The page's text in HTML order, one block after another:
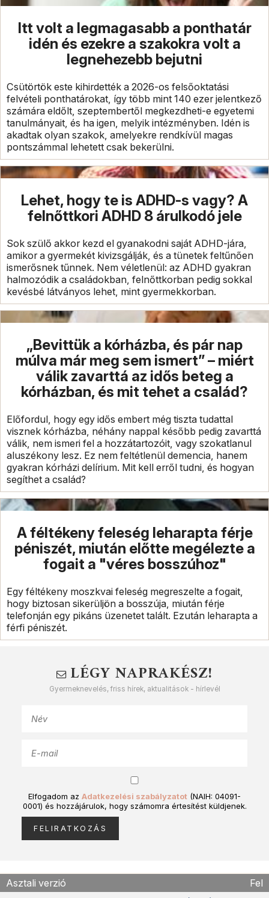
Itt volt a legmagasabb a ponthatár
idén és ezekre a szakokra volt a
legnehezebb bejutni
Csütörtök este kihirdették a 2026-os felsőoktatási
felvételi ponthatárokat, így több mint 140 ezer jelentkező
számára eldőlt, szeptembertől megkezdheti-e egyetemi
tanulmányait, és ha igen, melyik intézményben. Idén is
akadtak olyan szakok, amelyekre rendkívül magas
pontszámmal lehetett csak bekerülni.
Lehet, hogy te is ADHD-s vagy? A
felnőttkori ADHD 8 árulkodó jele
Sok szülő akkor kezd el gyanakodni saját ADHD-jára,
amikor a gyermekét kivizsgálják, és a tünetek feltűnően
ismerősnek tűnnek. Nem véletlenül: az ADHD gyakran
halmozódik a családokban, felnőttkorban pedig sokkal
kevésbé látványos lehet, mint gyermekkorban.
„Bevittük a kórházba, és pár nap
múlva már meg sem ismert” – miért
válik zavarttá az idős beteg a
kórházban, és mit tehet a család?
Előfordul, hogy egy idős embert még tiszta tudattal
visznek kórházba, néhány nappal később pedig zavarttá
válik, nem ismeri fel a hozzátartozóit, vagy szokatlanul
aluszékony lesz. Ez nem feltétlenül demencia, hanem
gyakran kórházi delírium. Mit kell erről tudni, és hogyan
segíthet a család?
A féltékeny feleség leharapta férje
péniszét, miután előtte megélezte a
fogait a "véres bosszúhoz"
Egy féltékeny moszkvai feleség megreszelte a fogait,
hogy biztosan sikerüljön a bosszúja, miután férje
telefonján egy pikáns üzenetet talált. Ezután leharapta a
férfi péniszét.
LÉGY NAPRAKÉSZ!
Gyermeknevelés, friss hírek, aktualitások - hírlevél
Elfogadom az Adatkezelési szabályzatot (NAIH: 04091-
0001) és hozzájárulok, hogy számomra értesítést küldjenek.
Asztali verzió Fel